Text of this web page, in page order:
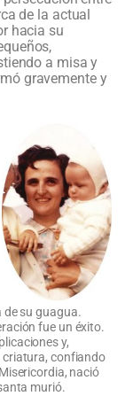
de la actual
hacia su
a misa y
gravemente y
de su guagua.
fue un éxito.
y,
criatura, confiando
nació
murió.